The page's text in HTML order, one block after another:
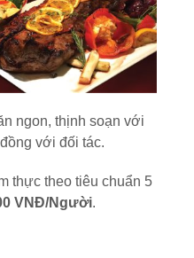
ngon, thịnh soạn với
với đối tác.
thực theo tiêu chuẩn 5
VNĐ/Người.